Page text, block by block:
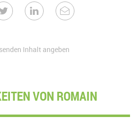
Inhalt angeben
VON ROMAIN